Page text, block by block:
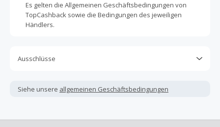
Es gelten die Allgemeinen Geschäftsbedingungen von
TopCashback sowie die Bedingungen des jeweiligen
Händlers.
Ausschlüsse
andere Sparprogramme verwendet werden, die nicht
ausdrücklich auf dieser Händlerseite von TopCashback
Kein Cashback für den Kauf von Geschenkgutscheinen
Siehe unsere allgemeinen Geschäftsbedingungen